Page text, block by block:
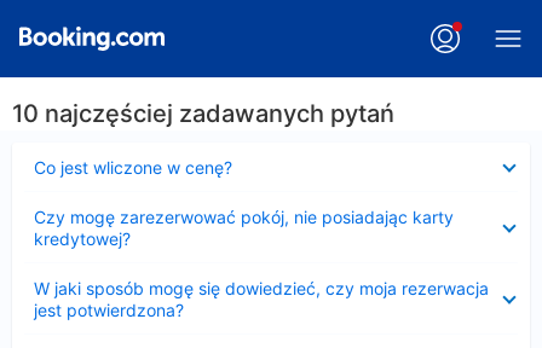
10 najczęściej zadawanych pytań
Co jest wliczone w cenę?
Czy mogę zarezerwować pokój, nie posiadając karty
kredytowej?
W jaki sposób mogę się dowiedzieć, czy moja rezerwacja
jest potwierdzona?